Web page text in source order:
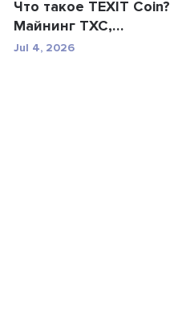
Что такое TEXIT Coin?
Майнинг TXC,
техничес...
Jul 4, 2026